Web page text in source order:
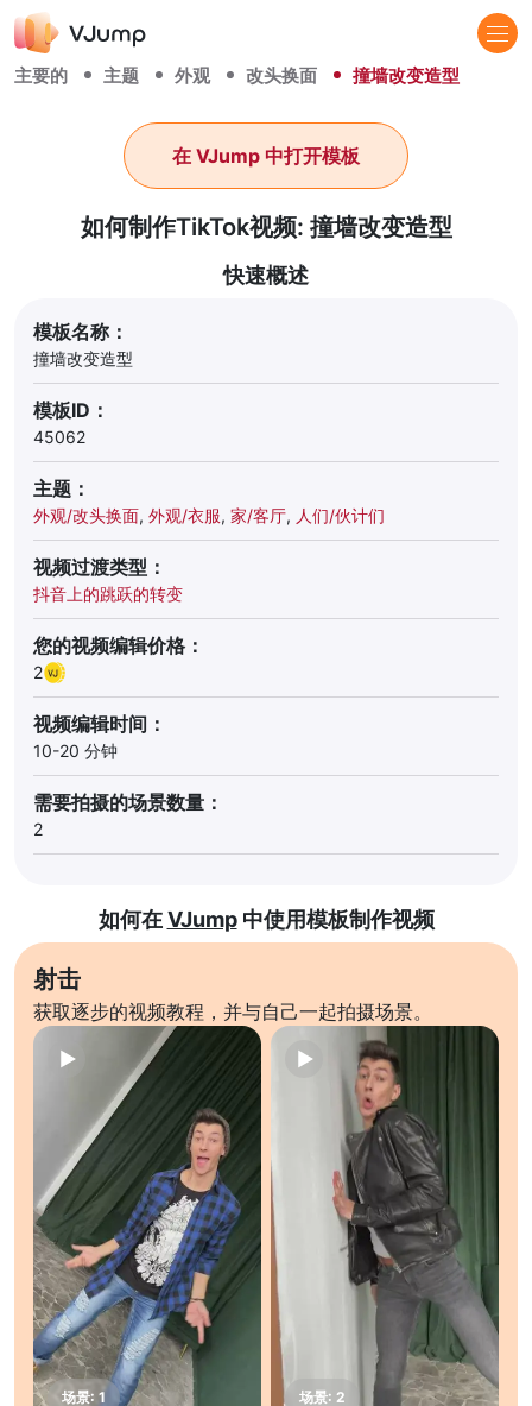
主要的 主题 外观 改头换面 撞墙改变造型
如何制作TikTok视频: 撞墙改变造型
在 VJump 中打开模板
快速概述
模板名称：
撞墙改变造型
模板ID：
45062
主题：
外观/改头换面, 外观/衣服, 家/客厅, 人们/伙计们
视频过渡类型：
抖音上的跳跃的转变
您的视频编辑价格：
2
视频编辑时间：
10-20 分钟
需要拍摄的场景数量：
2
如何在VJump中使用模板制作视频
射击
获取逐步的视频教程，并与自己一起拍摄场景。